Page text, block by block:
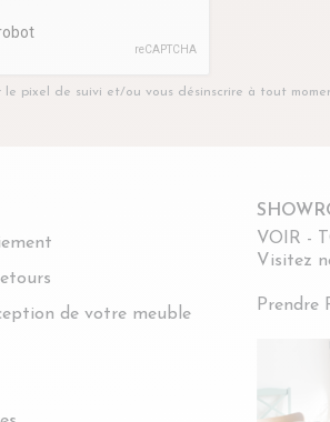
le pixel de suivi et/ou vous désinscrire à tout
de votre meuble
VOIR -
Visitez
Prendre